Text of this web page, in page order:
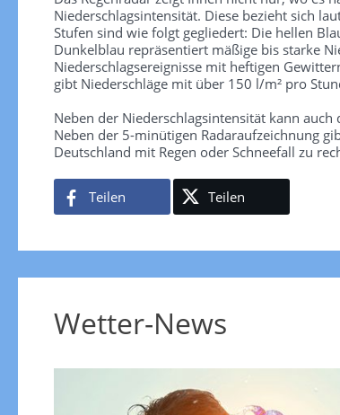
Niederschlagsintensität. Diese bezieht sich
Stufen sind wie folgt gegliedert: Die hellen
Dunkelblau repräsentiert mäßige bis starke
Niederschlagsereignisse mit heftigen
gibt Niederschläge mit über 150 l/m² pro
Neben der Niederschlagsintensität kann
Neben der 5-minütigen Radaraufzeichnung
Deutschland mit Regen oder Schneefall zu
Teilen Teilen
Wetter-News